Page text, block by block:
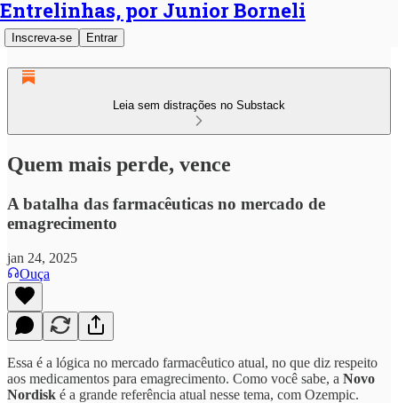
Entrelinhas, por Junior Borneli
Inscreva-se Entrar
Leia sem distrações no Substack
Quem mais perde, vence
A batalha das farmacêuticas no mercado de
emagrecimento
jan 24, 2025
Ouça
Essa é a lógica no mercado farmacêutico atual, no que diz respeito
aos medicamentos para emagrecimento. Como você sabe, a Novo
Nordisk é a grande referência atual nesse tema, com Ozempic.